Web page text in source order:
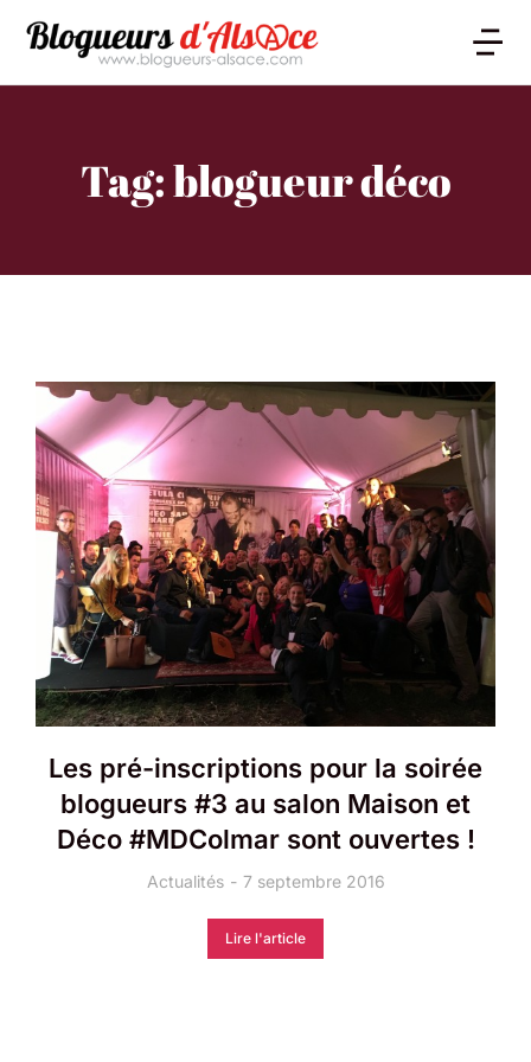
Tag: blogueur déco
Les pré-inscriptions pour la soirée
blogueurs #3 au salon Maison et
Déco #MDColmar sont ouvertes !
Actualités 7 septembre 2016
Lire l'article